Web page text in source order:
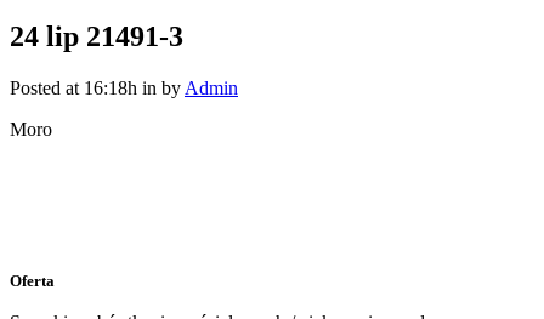
24 lip 21491-3
Posted at 16:18h in by Admin
Moro
Oferta